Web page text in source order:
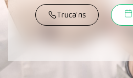
Truca'ns